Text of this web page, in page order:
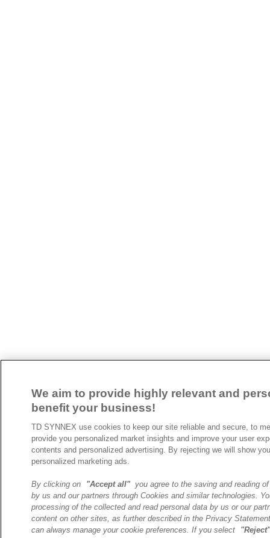
We aim to provide highly relevant and
benefit your business!
TD SYNNEX use cookies to keep our site reliable and secure, to
provide you personalized market insights and improve your user
contents and personalized advertising. By rejecting we will show
personalized marketing ads.
By clicking on "Accept all"you agree to the saving and reading
by us and our partners through Cookies and similar technologies.
processing of the collected and read personal data by us or our
content on other sites, as further described in the Privacy
can always manage your cookie preferences. If you select
"Reject"